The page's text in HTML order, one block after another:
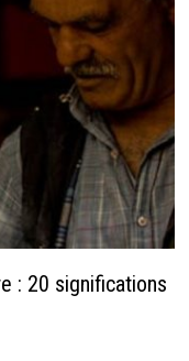
: 20 significations